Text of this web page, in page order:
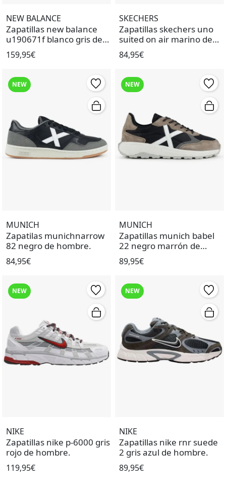
NEW BALANCE
Zapatillas new balance
u190671f blanco gris de
hombre.
159,95€
SKECHERS
Zapatillas skechers uno
suited on air marino de
hombre.
84,95€
NEW
MUNICH
Zapatilas munichnarrow
82 negro de hombre.
84,95€
NEW
MUNICH
Zapatillas munich babel
22 negro marrón de
hombre.
89,95€
NEW
NIKE
Zapatillas nike p-6000 gris
rojo de hombre.
119,95€
NEW
NIKE
Zapatillas nike rnr suede
2 gris azul de hombre.
89,95€